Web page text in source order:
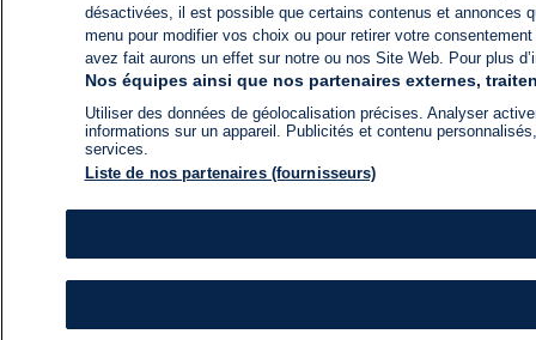
désactivées, il est possible que certains contenus et annonces
menu pour modifier vos choix ou pour retirer votre
avez fait aurons un effet sur notre ou nos Site Web. Pour plus
Nos équipes ainsi que nos partenaires externes,
Utiliser des données de géolocalisation précises. Analyser
informations sur un appareil. Publicités et contenu
services.
Liste de nos partenaires (fournisseurs)